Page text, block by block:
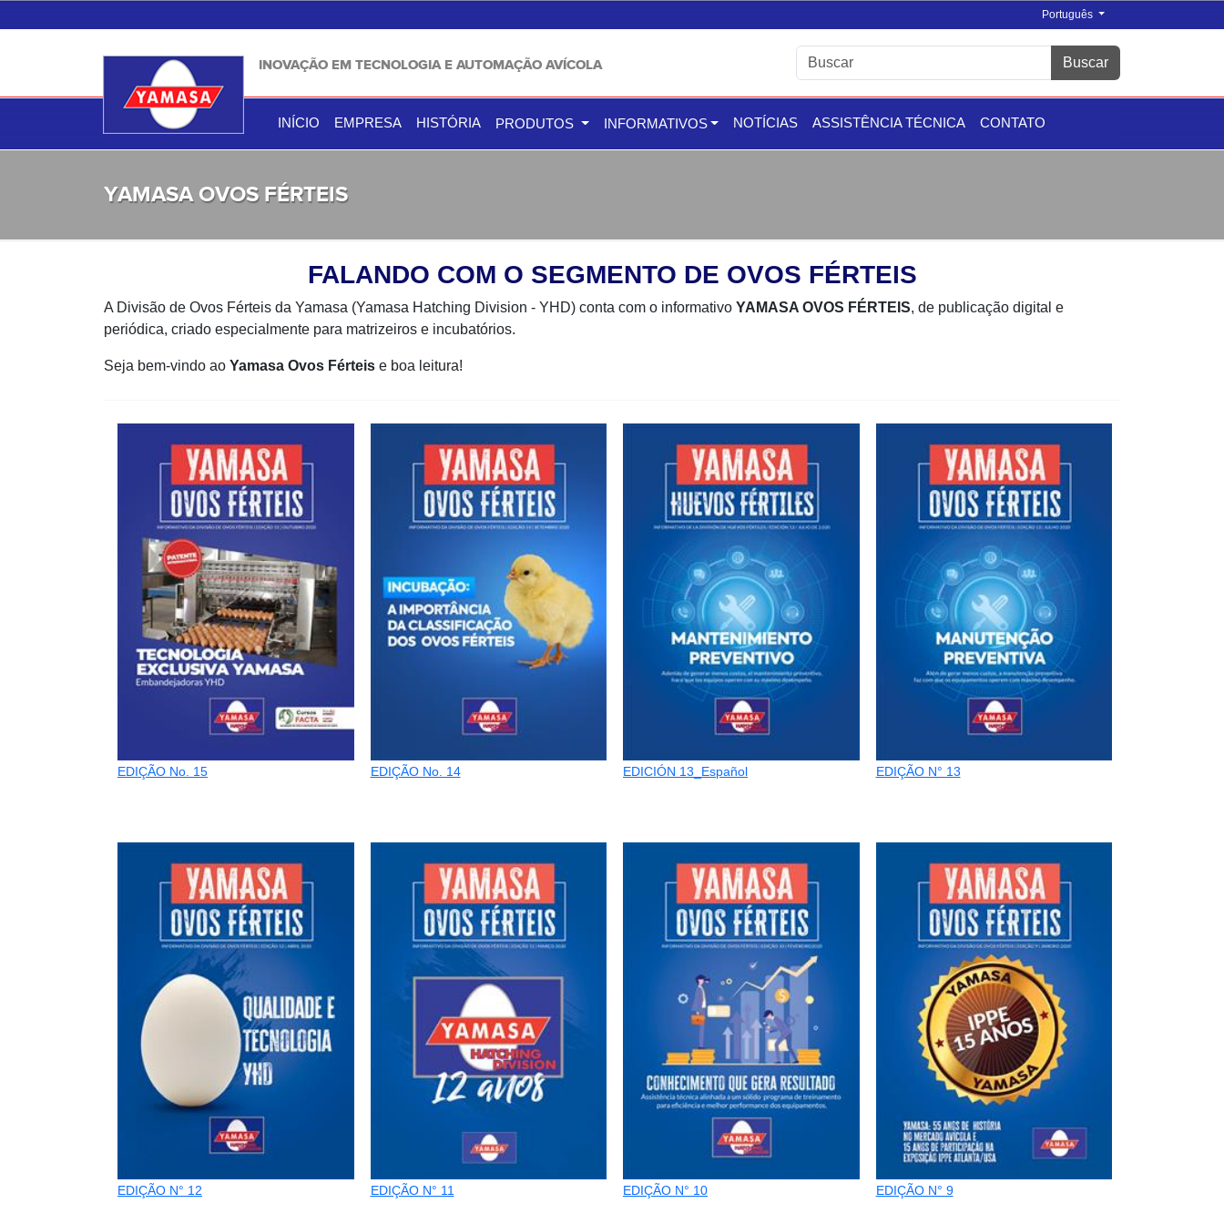
Português
INOVAÇÃO EM TECNOLOGIA E AUTOMAÇÃO AVÍCOLA Buscar
INÍCIO EMPRESA HISTÓRIA PRODUTOS INFORMATIVOS NOTÍCIAS ASSISTÊNCIA TÉCNICA CONTATO
YAMASA OVOS FÉRTEIS
FALANDO COM O SEGMENTO DE OVOS FÉRTEIS
A Divisão de Ovos Férteis da Yamasa (Yamasa Hatching Division - YHD) conta com o informativo YAMASA OVOS FÉRTEIS, de publicação digital e
periódica, criado especialmente para matrizeiros e incubatórios.
Seja bem-vindo ao Yamasa Ovos Férteis e boa leitura!
EDIÇÃO No. 15 EDIÇÃO No. 14 EDICIÓN 13_Español EDIÇÃO N° 13
EDIÇÃO N° 12 EDIÇÃO N° 11 EDIÇÃO N° 10 EDIÇÃO N° 9